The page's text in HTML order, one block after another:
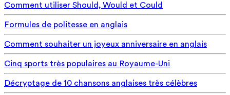
Comment utiliser Should, Would et Could
Formules de politesse en anglais
Comment souhaiter un joyeux anniversaire en anglais
Cinq sports très populaires au Royaume-Uni
Décryptage de 10 chansons anglaises très célèbres